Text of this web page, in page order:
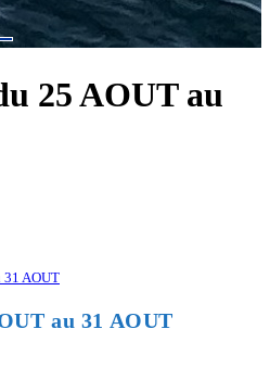
25 AOUT au
31 AOUT
au 31 AOUT